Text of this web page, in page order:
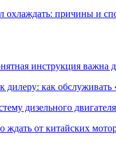
охлаждать: причины и
инструкция важна
дилеру: как
дизельного двигателя
от китайских